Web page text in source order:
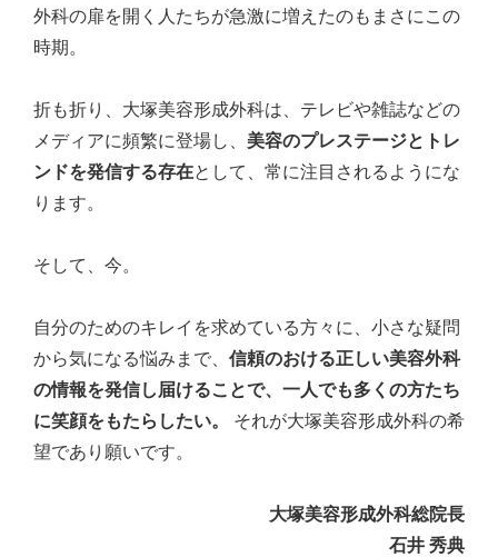
外科の扉を開く人たちが急激に増えたのもまさにこの
時期。
折も折り、大塚美容形成外科は、テレビや雑誌などの
メディアに頻繁に登場し、 美容のプレステージとトレ
ンドを発信する存在として、常に注目されるようにな
ります。
そして、今。
自分のためのキレイを求めている方々に、小さな疑問
から気になる悩みまで、 信頼のおける正しい美容外科
の情報を発信し届けることで、一人でも多くの方たち
に笑顔をもたらしたい。
それが大塚美容形成外科の希
望であり願いです。
大塚美容形成外科総院長
石井 秀典